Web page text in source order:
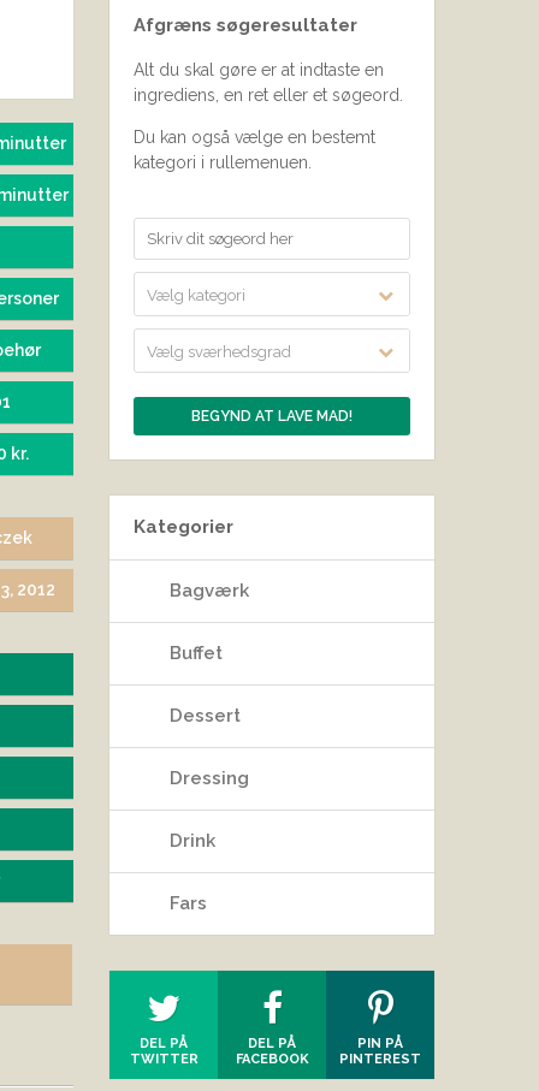
BEDØMMELSE
kr.
2012
Afgræns søgeresultater
Alt du skal gøre er at indtaste en
ingrediens, en ret eller et søgeord.
Du kan også vælge en bestemt
kategori i rullemenuen.
Vælg kategori
Vælg sværhedsgrad
Kategorier
Bagværk
Buffet
Dessert
Dressing
Drink
Fars
DEL PÅ
TWITTER
DEL PÅ
FACEBOOK
PIN PÅ
PINTEREST